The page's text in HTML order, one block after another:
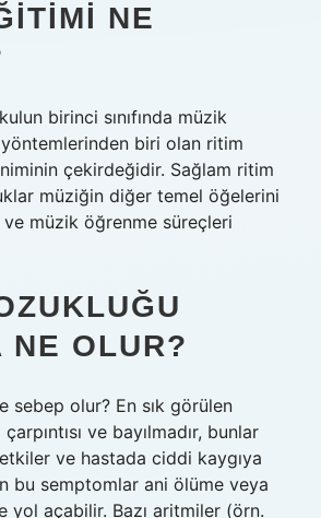
NE
birinci sınıfında müzik
biri olan ritim
çekirdeğidir. Sağlam ritim
müziğin diğer temel öğelerini
müzik öğrenme süreçleri
NE OLUR?
sebep olur? En sık görülen
ve bayılmadır, bunlar
ve hastada ciddi kaygıya
bu semptomlar ani ölüme veya
yol açabilir. Bazı aritmiler (örn.